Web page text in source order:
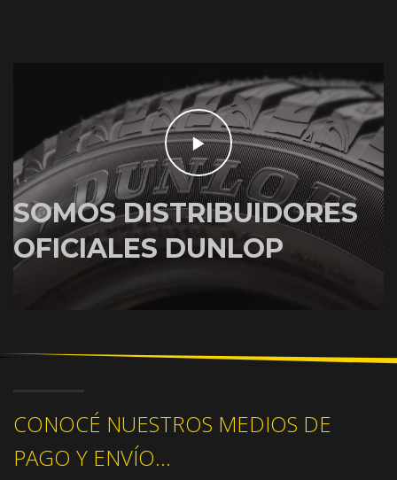
SOMOS DISTRIBUIDORES
OFICIALES DUNLOP
CONOCÉ NUESTROS MEDIOS DE
PAGO Y ENVÍO...